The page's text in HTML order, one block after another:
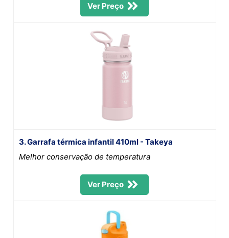
Ver Preço
3. Garrafa térmica infantil 410ml - Takeya
Melhor conservação de temperatura
Ver Preço